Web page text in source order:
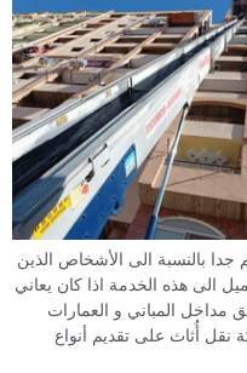
بالنسبة الى الأشخاص الذين
الى هذه الخدمة اذا كان يعاني
مداخل المباني و العمارات
أُثاث على تقديم أنواع